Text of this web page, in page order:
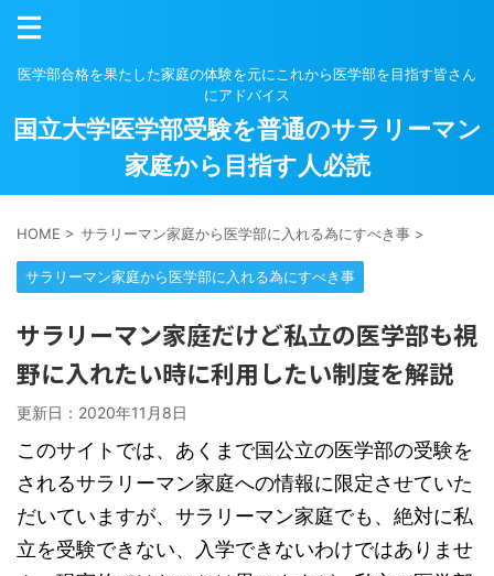
医学部合格を果たした家庭の体験を元にこれから医学部を目指す皆さん
にアドバイス
国立大学医学部受験を普通のサラリーマン
家庭から目指す人必読
HOME > サラリーマン家庭から医学部に入れる為にすべき事 >
サラリーマン家庭から医学部に入れる為にすべき事
サラリーマン家庭だけど私立の医学部も視
野に入れたい時に利用したい制度を解説
更新日： 2020年11月8日
このサイトでは、あくまで国公立の医学部の受験を
されるサラリーマン家庭への情報に限定させていた
だいていますが、サラリーマン家庭でも、絶対に私
立を受験できない、入学できないわけではありませ